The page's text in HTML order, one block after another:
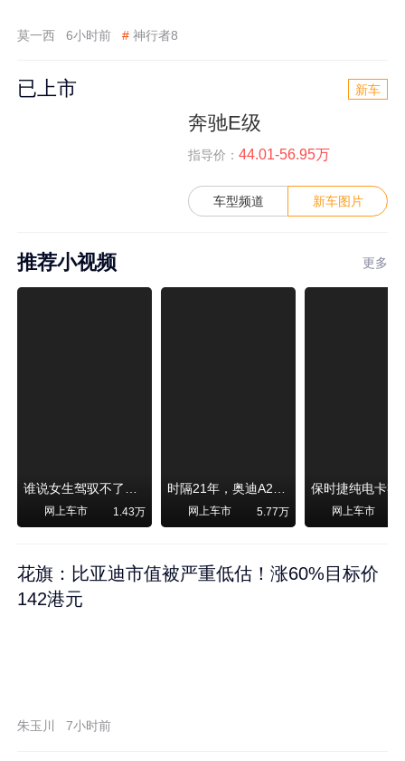
莫一西 6小时前 # 神行者8
已上市 新车
奔驰E级
指导价： 44.01-56.95万
车型频道 新车图片
推荐小视频 更多
谁说女生驾驭不了大SUV？看我开问界M6驰骋坝上草原！
网上车市 1.43万
时隔21年，奥迪A2强势归来！
网上车市 5.77万 网上车市
花旗：比亚迪市值被严重低估！涨60%目标价
142港元
朱玉川 7小时前